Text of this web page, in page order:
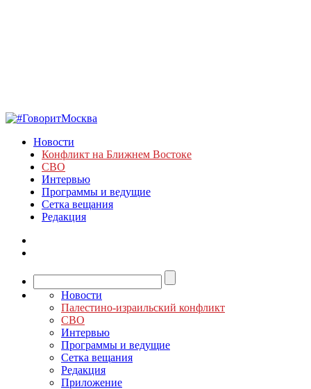
Новости
Конфликт на Ближнем Востоке
СВО
Интервью
Программы и ведущие
Сетка вещания
Редакция
Новости
Палестино-израильский конфликт
СВО
Интервью
Программы и ведущие
Сетка вещания
Редакция
Приложение